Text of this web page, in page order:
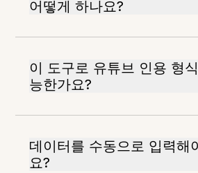
어떻게 하나요?
이 도구로 유튜브 인용 형
능한가요?
데이터를 수동으로 입력해
요?